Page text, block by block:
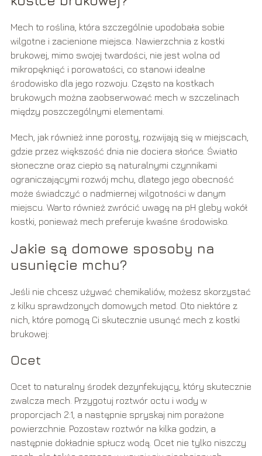
Mech to roślina, która szczególnie upodobała sobie
wilgotne i zacienione miejsca. Nawierzchnia z kostki
brukowej, mimo swojej twardości, nie jest wolna od
mikropęknięć i porowatości, co stanowi idealne
środowisko dla jego rozwoju. Często na kostkach
brukowych można zaobserwować mech w szczelinach
między poszczególnymi elementami.
Mech, jak również inne porosty, rozwijają się w miejscach,
gdzie przez większość dnia nie dociera słońce. Światło
słoneczne oraz ciepło są naturalnymi czynnikami
ograniczającymi rozwój mchu, dlatego jego obecność
może świadczyć o nadmiernej wilgotności w danym
miejscu. Warto również zwrócić uwagę na pH gleby wokół
kostki, ponieważ mech preferuje kwaśne środowisko.
Jakie są domowe sposoby na
usunięcie mchu?
Jeśli nie chcesz używać chemikaliów, możesz skorzystać
z kilku sprawdzonych domowych metod. Oto niektóre z
nich, które pomogą Ci skutecznie usunąć mech z kostki
brukowej:
Ocet
Ocet to naturalny środek dezynfekujący, który skutecznie
zwalcza mech. Przygotuj roztwór octu i wody w
proporcjach 2:1, a następnie spryskaj nim porażone
powierzchnie. Pozostaw roztwór na kilka godzin, a
następnie dokładnie spłucz wodą. Ocet nie tylko niszczy